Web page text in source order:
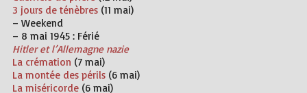
3 jours de ténèbres(11 mai)
– Weekend
– 8 mai 1945 : Férié
Hitler et l’Allemagne nazie
La crémation (7 mai)
La montée des périls(6 mai)
La miséricorde(6 mai)